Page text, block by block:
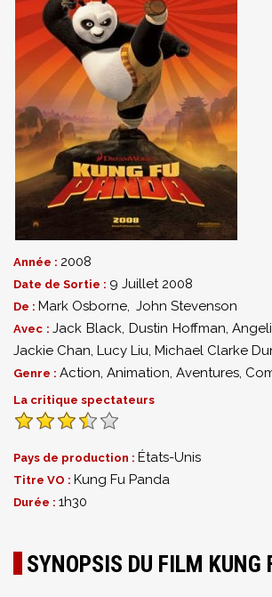
Année : 2008
Date de Sortie : 9 Juillet 2008
De : Mark Osborne, John Stevenson
Avec :Jack Black, Dustin Hoffman,
Jackie Chan, Lucy Liu, Michael Clarke
Genre : Action, Animation, Aventures,
La critique spectateurs
Pays de production : États-Unis
Titre VO : Kung Fu Panda
Durée : 1h30
SYNOPSIS DU FILM KUNG